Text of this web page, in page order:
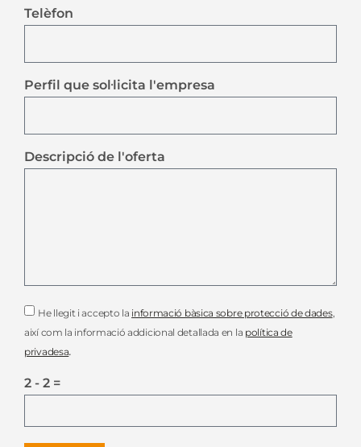
Telèfon
Perfil que sol·licita l'empresa
Descripció de l'oferta
He llegit i accepto la informació bàsica sobre protecció de dades,
així com la informació addicional detallada en la política de
privadesa.
2 - 2 =